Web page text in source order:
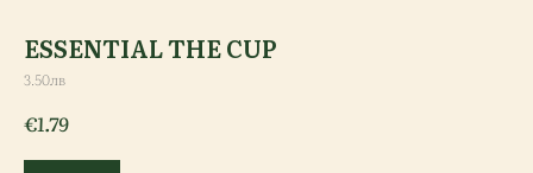
ESSENTIAL THE CUP
3.50лв
€1.79